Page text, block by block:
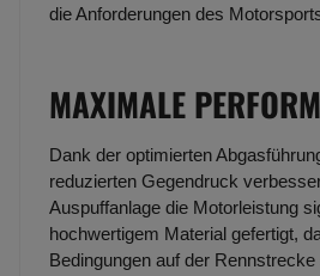
die Anforderungen des
MAXIMALE
Dank der optimierten
reduzierten Gegendruck
Auspuffanlage die Motorleistung
hochwertigem Material gefertigt,
Bedingungen auf der Rennstrecke